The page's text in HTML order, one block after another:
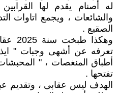
له أصنام يقدم لها
والشائعات ، ويجمع اتاوات
الصقيع .
تعرفه عن أشهى وجبات "
أطباق المنغصات ، "
تفتحها .
الهدف ليس عقابى ، وتقديم